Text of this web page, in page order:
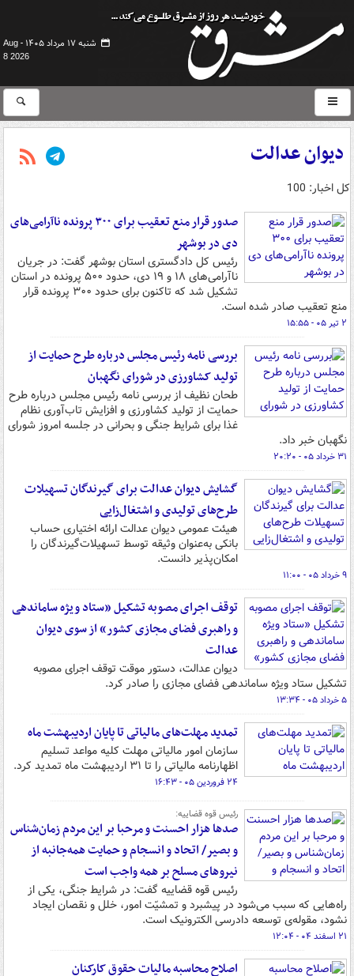
شنبه ۱۷ مرداد ۱۴۰۵ -
Aug
8 2026
دیوان عدالت
کل اخبار: 100
صدور قرار منع تعقیب برای ۳۰۰ پرونده ناآرامی‌های
دی‌ در بوشهر
رئیس کل دادگستری استان بوشهر گفت: در جریان
ناآرامی‌های ۱۸ و ۱۹ دی‌، حدود ۵۰۰ پرونده در استان
تشکیل شد که تاکنون برای حدود ۳۰۰ پرونده قرار
منع تعقیب صادر شده است.
۲ تیر ۰۵ - ۱۵:۵۵
بررسی نامه رئیس مجلس درباره طرح حمایت از
تولید کشاورزی در شورای نگهبان
طحان نظیف از بررسی نامه رئیس مجلس درباره طرح
حمایت از تولید کشاورزی و افزایش تاب‌آوری نظام
غذا برای شرایط جنگی و بحرانی در جلسه امروز شورای
نگهبان خبر داد.
۳۱ خرداد ۰۵ - ۲۰:۲۰
گشایش دیوان عدالت برای گیرندگان تسهیلات
طرح‌های تولیدی و اشتغال‌زایی
هیئت عمومی دیوان عدالت ارائه اختیاری حساب
بانکی به‌عنوان وثیقه توسط تسهیلات‌گیرندگان را
امکان‌پذیر دانست.
۹ خرداد ۰۵ - ۱۱:۰۰
توقف اجرای مصوبه تشکیل «ستاد ویژه ساماندهی
و راهبری فضای مجازی کشور» از سوی دیوان
عدالت
دیوان عدالت، دستور موقت توقف اجرای مصوبه
تشکیل ستاد ویژه ساماندهی فضای مجازی را صادر کرد.
۵ خرداد ۰۵ - ۱۳:۳۴
تمدید مهلت‌های مالیاتی تا پایان اردیبهشت ماه
سازمان امور مالیاتی مهلت کلیه مواعد تسلیم
اظهارنامه مالیاتی را تا ۳۱ اردیبهشت ماه تمدید کرد.
۲۴ فروردین ۰۵ - ۱۶:۴۳
رئیس قوه قضاییه:
صدها هزار احسنت و مرحبا بر این مردم زمان‌شناس
و بصیر/ اتحاد و انسجام و حمایت همه‌جانبه از
نیروهای مسلح بر همه واجب است
رئیس قوه قضاییه گفت: در شرایط جنگی، یکی از
راه‌هایی که سبب می‌شود در پیشبرد و تمشیّت امور، خلل و نقصان ایجاد
نشود، مقوله‌ی توسعه دادرسی الکترونیک است.
۲۱ اسفند ۰۴ - ۱۲:۰۴
اصلاح محاسبه مالیات حقوق کارکنان